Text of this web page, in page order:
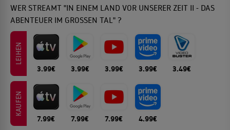
WER STREAMT "IN EINEM LAND VOR UNSERER ZEIT II - DAS
ABENTEUER IM GROSSEN TAL" ?
LEIHEN
3.99€ 3.99€ 3.99€ 3.99€ 3.49€
KAUFEN
7.99€ 7.99€ 7.99€ 4.99€